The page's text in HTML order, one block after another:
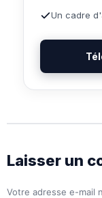
Un cadre
Laisser un
Votre adresse e-mail